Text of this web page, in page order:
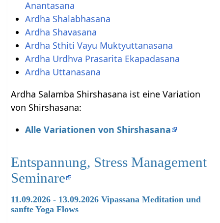
Anantasana
Ardha Shalabhasana
Ardha Shavasana
Ardha Sthiti Vayu Muktyuttanasana
Ardha Urdhva Prasarita Ekapadasana
Ardha Uttanasana
Ardha Salamba Shirshasana ist eine Variation
von Shirshasana:
Alle Variationen von Shirshasana
Entspannung, Stress Management
Seminare
11.09.2026 - 13.09.2026 Vipassana Meditation und
sanfte Yoga Flows